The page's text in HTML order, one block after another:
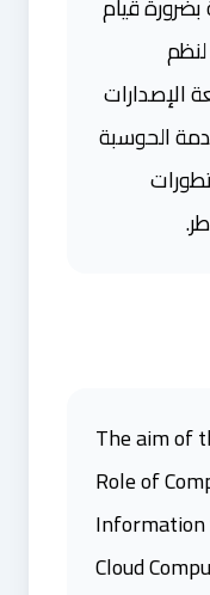
الإصدارات
الحوسبة
The aim of
Role of
Information
Cloud